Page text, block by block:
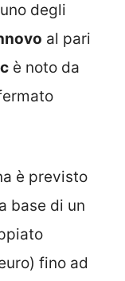
degli
al pari
è noto da
è previsto
base di un
fino ad